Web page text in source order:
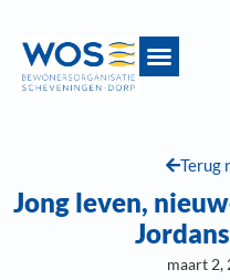
Terug
Jong leven,
maart 2,